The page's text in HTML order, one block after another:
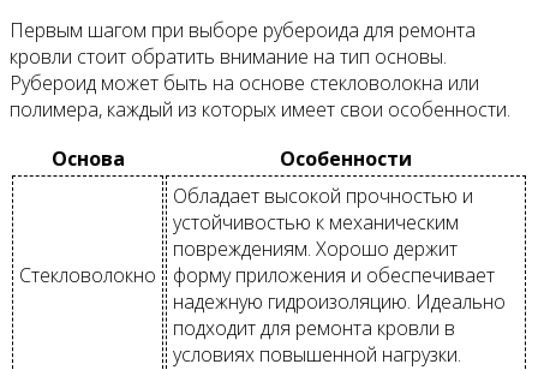
Первым шагом при выборе рубероида для ремонта
кровли стоит обратить внимание на тип основы.
Рубероид может быть на основе стекловолокна или
полимера, каждый из которых имеет свои особенности.
Основа
Особенности
Стекловолокно
Обладает высокой прочностью и
устойчивостью к механическим
повреждениям. Хорошо держит
форму приложения и обеспечивает
надежную гидроизоляцию. Идеально
подходит для ремонта кровли в
условиях повышенной нагрузки.